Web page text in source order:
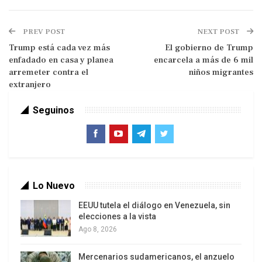
En un contundente discurso este domingo,
Herzog afirmó que «está prohibido abusar de los
detenidos, por muy despreciables que sean», así
como «tomarse la justicia por su mano».
un puñado de personas que creen que los
detenidos, los interrogados y los sospechosos no
tienen ningún derecho humano», dijo Herzog en un
La sociedad israelí atraviesa un «proceso de
brutalización»
PREV POST
Trump está cada vez más
enfadado en casa y planea
arremeter contra el
extranjero
NEXT POST
El gobierno de Trump
encarcela a más de 6 mil
niños migrantes
Seguinos
Lo Nuevo
EEUU tutela el diálogo en Venezuela, sin
elecciones a la vista
Ago 8, 2026
Mercenarios sudamericanos, el anzuelo